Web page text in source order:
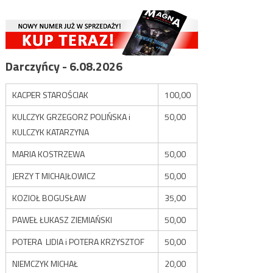
Darczyńcy - 6.08.2026
KACPER STAROŚCIAK
100,00
KULCZYK GRZEGORZ POLIŃSKA i
KULCZYK KATARZYNA
50,00
MARIA KOSTRZEWA
50,00
JERZY T MICHAJŁOWICZ
50,00
KOZIOŁ BOGUSŁAW
35,00
PAWEŁ ŁUKASZ ZIEMIAŃSKI
50,00
POTERA LIDIA i POTERA KRZYSZTOF
50,00
NIEMCZYK MICHAŁ
20,00